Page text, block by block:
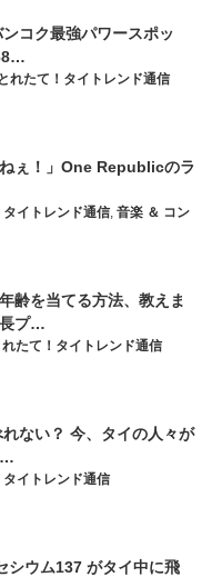
コク最強パワースポッ
とれたて！タイトレンド通信
ねぇ！」One Republicのラ
タイトレンド通信, 音楽 ＆ コン
齢を当てる方法、教えま
プ…
れたて！タイトレンド通信
ない？ 今、タイの人々が
…
タイトレンド通信
シウム137 がタイ中に飛